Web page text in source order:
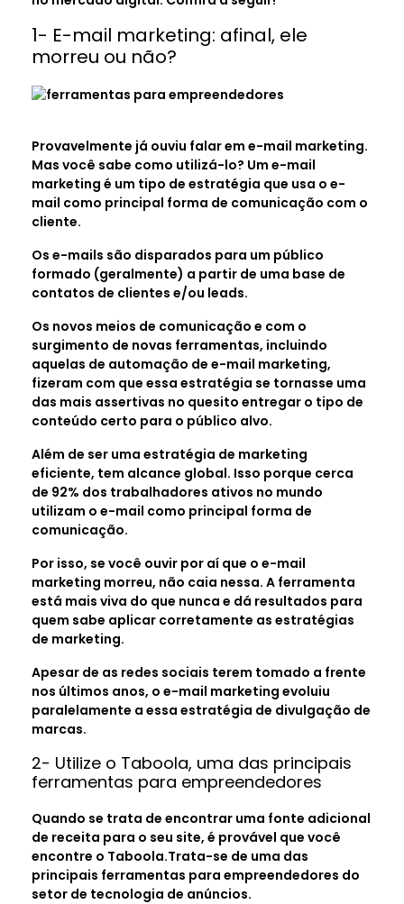
1- E-mail marketing: afinal, ele
morreu ou não?
Provavelmente já ouviu falar em e-mail marketing.
Mas você sabe como utilizá-lo? Um e-mail
marketing é um tipo de estratégia que usa o e-
mail como principal forma de comunicação com o
cliente.
Os e-mails são disparados para um público
formado (geralmente) a partir de uma base de
contatos de clientes e/ou leads.
Os novos meios de comunicação e com o
surgimento de novas ferramentas, incluindo
aquelas de automação de e-mail marketing,
fizeram com que essa estratégia se tornasse uma
das mais assertivas no quesito entregar o tipo de
conteúdo certo para o público alvo.
Além de ser uma estratégia de marketing
eficiente, tem alcance global. Isso porque cerca
de 92% dos trabalhadores ativos no mundo
utilizam o e-mail como principal forma de
comunicação.
Por isso, se você ouvir por aí que o e-mail
marketing morreu, não caia nessa. A ferramenta
está mais viva do que nunca e dá resultados para
quem sabe aplicar corretamente as estratégias
de marketing.
Apesar de as redes sociais terem tomado a frente
nos últimos anos, o e-mail marketing evoluiu
paralelamente a essa estratégia de divulgação de
marcas.
2- Utilize o Taboola, uma das principais
ferramentas para empreendedores
Quando se trata de encontrar uma fonte adicional
de receita para o seu site, é provável que você
encontre o Taboola.Trata-se de uma das
principais ferramentas para empreendedores do
setor de tecnologia de anúncios.